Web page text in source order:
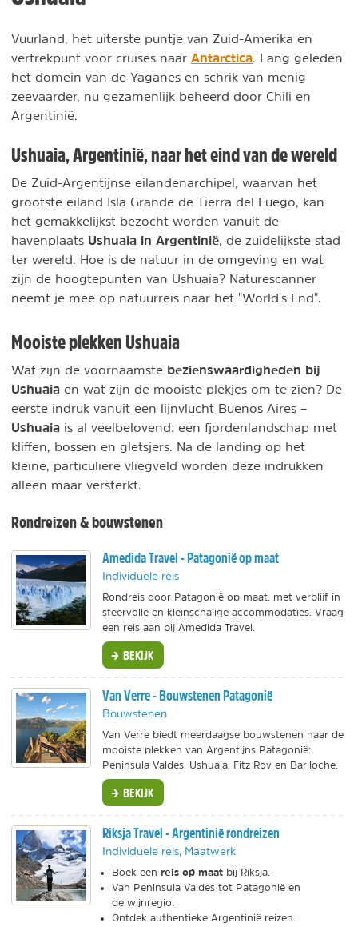
Vuurland, het uiterste puntje van Zuid-Amerika en
vertrekpunt voor cruises naar Antarctica . Lang geleden
het domein van de Yaganes en schrik van menig
zeevaarder, nu gezamenlijk beheerd door Chili en
Argentinië.
Ushuaia, Argentinië, naar het eind van de wereld
De Zuid-Argentijnse eilandenarchipel, waarvan het
grootste eiland Isla Grande de Tierra del Fuego, kan
het gemakkelijkst bezocht worden vanuit de
havenplaats Ushuaia in Argentinië , de zuidelijkste stad
ter wereld. Hoe is de natuur in de omgeving en wat
zijn de hoogtepunten van Ushuaia? Naturescanner
neemt je mee op natuurreis naar het "World's End".
Mooiste plekken Ushuaia
Wat zijn de voornaamste bezienswaardigheden bij
Ushuaia en wat zijn de mooiste plekjes om te zien? De
eerste indruk vanuit een lijnvlucht Buenos Aires –
Ushuaia is al veelbelovend: een fjordenlandschap met
kliffen, bossen en gletsjers. Na de landing op het
kleine, particuliere vliegveld worden deze indrukken
alleen maar versterkt.
Rondreizen & bouwstenen
Amedida Travel - Patagonië op maat
Individuele reis
Rondreis door Patagonië op maat, met verblijf in
sfeervolle en kleinschalige accommodaties. Vraag
een reis aan bij Amedida Travel.
BEKIJK
Van Verre - Bouwstenen Patagonië
Bouwstenen
Van Verre biedt meerdaagse bouwstenen naar de
mooiste plekken van Argentijns Patagonië:
Peninsula Valdes, Ushuaia, Fitz Roy en Bariloche.
BEKIJK
Riksja Travel - Argentinië rondreizen
Individuele reis, Maatwerk
Boek een reis op maat bij Riksja.
Van Peninsula Valdes tot Patagonië en
de wijnregio.
Ontdek authentieke Argentinië reizen.